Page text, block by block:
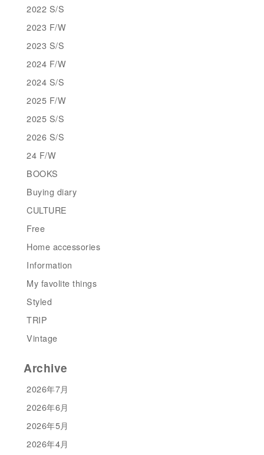
2022 S/S
2023 F/W
2023 S/S
2024 F/W
2024 S/S
2025 F/W
2025 S/S
2026 S/S
24 F/W
BOOKS
Buying diary
CULTURE
Free
Home accessories
Information
My favolite things
Styled
TRIP
Vintage
Archive
2026年7月
2026年6月
2026年5月
2026年4月